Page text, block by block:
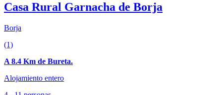
Casa Rural Garnacha de Borja
Borja
(1)
A 8.4 Km de Bureta.
Alojamiento entero